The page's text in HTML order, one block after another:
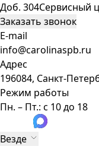
Доб. 304Сервисный
Заказать звонок
E-mail
info@carolinaspb.ru
Адрес
196084, Санкт-
Режим работы
Пн. – Пт.: с 10 до 18
Везде